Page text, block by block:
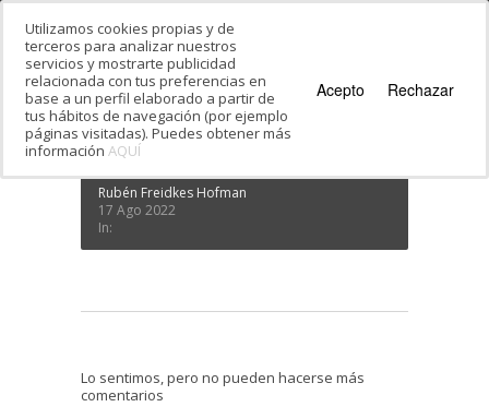
Estás en: Inicio · El sionismo y el hebreo, una
relación con final feliz · Plato-de-Shabat
Plato-de-Shabat
Rubén Freidkes Hofman
17 Ago 2022
In:
Lo sentimos, pero no pueden hacerse más
comentarios
Utilizamos cookies propias y de
terceros para analizar nuestros
servicios y mostrarte publicidad
relacionada con tus preferencias en
base a un perfil elaborado a partir de
tus hábitos de navegación (por ejemplo
páginas visitadas). Puedes obtener más
información AQUÍ
Acepto Rechazar